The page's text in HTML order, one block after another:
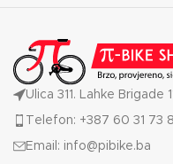
Ulica 311. Lahke Brigade
Telefon: +387 60 31 73
Email: info@pibike.ba